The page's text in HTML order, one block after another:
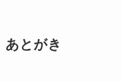
あとがき